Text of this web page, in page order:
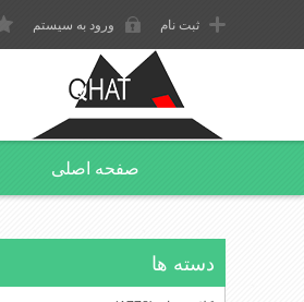
ثبت نام ورود به سیستم
صفحه اصلی
دسته ها